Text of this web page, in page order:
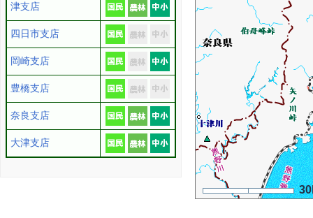
津支店
四日市支店
岡崎支店
豊橋支店
奈良支店
大津支店